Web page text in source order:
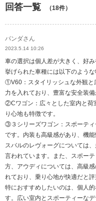
回答一覧 （18件）
パンダさん
2023.5.14 10:26
車の選択は個人差が大きく、好
挙げられた車種には以下のような
①V60：スタイリッシュな外観と
力を入れており、豊富な安全装備
②Cワゴン：広々とした室内と荷
り心地も特徴です。
③３シリーズワゴン：スポーテ
です。内装も高級感があり、機能
スバルのレヴォーグについては
言われています。また、スポー
方、アウディについては、高級
れており、乗り心地が快適だと評
特におすすめしたいのは、個人
す。広い室内とスポーティーな